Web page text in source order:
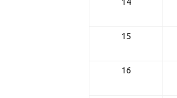
15
16